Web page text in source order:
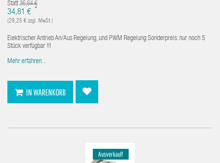
Statt36,64 €
34,81 € *
(29,25 € zzgl. MwSt.)
Elektrischer Antrieb An/Aus Regelung, und PWM Regelung.Sonderpreis: nur noch 5
Stück verfügbar !!!
Mehr erfahren...
IN WARENKORB
Ausverkauf!